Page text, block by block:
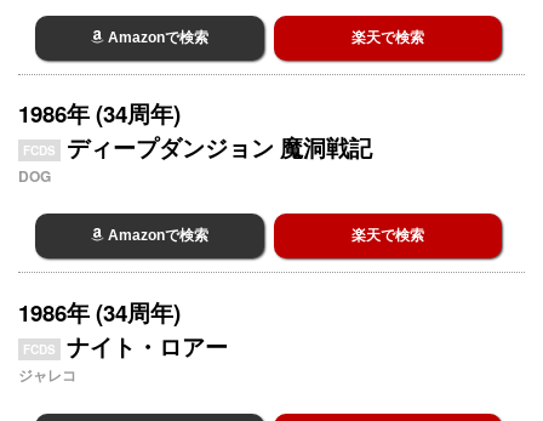
Amazonで検索 楽天で検索
1986年 (34周年)
FCDS ディープダンジョン 魔洞戦記
DOG
Amazonで検索 楽天で検索
1986年 (34周年)
FCDS ナイト・ロアー
ジャレコ